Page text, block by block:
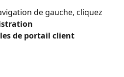
de gauche, cliquez
de portail client